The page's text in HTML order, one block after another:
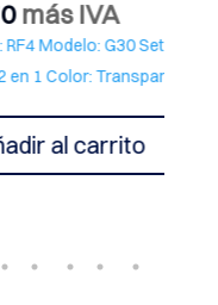
para marcos y